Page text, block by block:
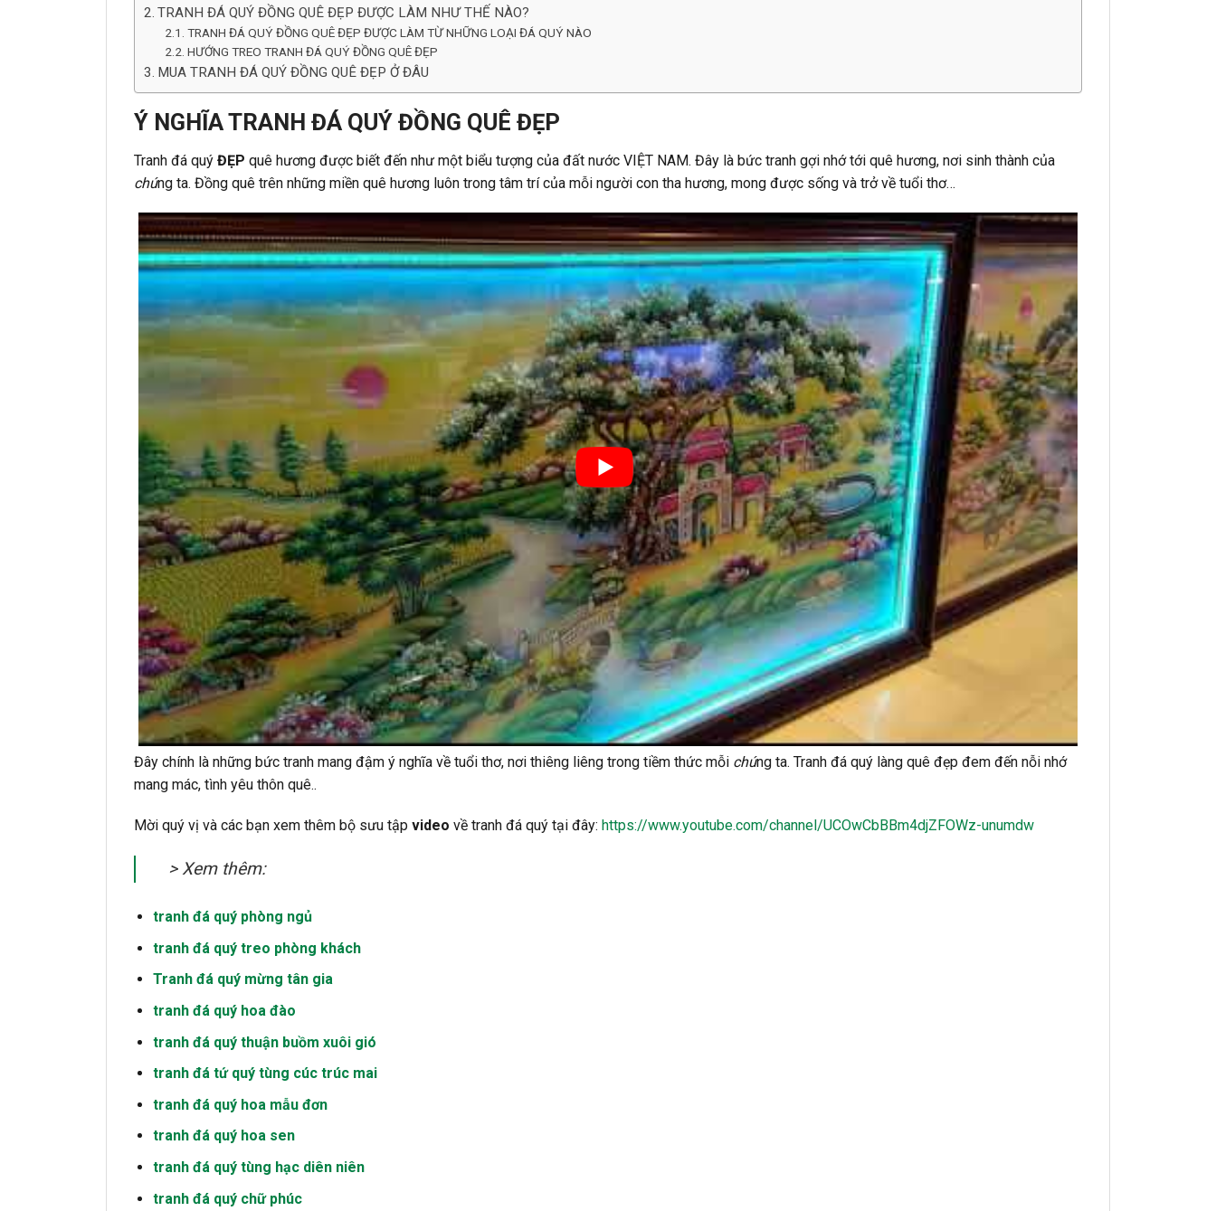
TRANH ĐÁ QUÝ ĐỒNG QUÊ ĐẸP ĐƯỢC LÀM NHƯ THẾ NÀO?
TRANH ĐÁ QUÝ ĐỒNG QUÊ ĐẸP ĐƯỢC LÀM TỪ NHỮNG LOẠI ĐÁ QUÝ NÀO
HƯỚNG TREO TRANH ĐÁ QUÝ ĐỒNG QUÊ ĐẸP
MUA TRANH ĐÁ QUÝ ĐỒNG QUÊ ĐẸP Ở ĐÂU
Ý NGHĨA TRANH ĐÁ QUÝ ĐỒNG QUÊ ĐẸP
Tranh đá quý ĐẸP quê hương được biết đến như một biểu tượng của đất nước VIỆT NAM. Đây là bức tranh gợi nhớ tới quê hương, nơi sinh thành của
chúng ta. Đồng quê trên những miền quê hương luôn trong tâm trí của mỗi người con tha hương, mong được sống và trở về tuổi thơ…
Đây chính là những bức tranh mang đậm ý nghĩa về tuổi thơ, nơi thiêng liêng trong tiềm thức mỗi chúng ta. Tranh đá quý làng quê đẹp đem đến nỗi nhớ
mang mác, tình yêu thôn quê..
Mời quý vị và các bạn xem thêm bộ sưu tập video về tranh đá quý tại đây: https://www.youtube.com/channel/UCOwCbBBm4djZFOWz-unumdw
> Xem thêm:
tranh đá quý phòng ngủ
tranh đá quý treo phòng khách
Tranh đá quý mừng tân gia
tranh đá quý hoa đào
tranh đá quý thuận buồm xuôi gió
tranh đá tứ quý tùng cúc trúc mai
tranh đá quý hoa mẫu đơn
tranh đá quý hoa sen
tranh đá quý tùng hạc diên niên
tranh đá quý chữ phúc